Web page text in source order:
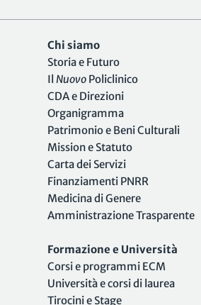
Chi siamo
Storia e Futuro
Il NuovoPoliclinico
CDA e Direzioni
Organigramma
Patrimonio e Beni Culturali
Mission e Statuto
Carta dei Servizi
Finanziamenti PNRR
Medicina di Genere
Amministrazione Trasparente
Formazione e Università
Corsi e programmi ECM
Università e corsi di laurea
Tirocini e Stage